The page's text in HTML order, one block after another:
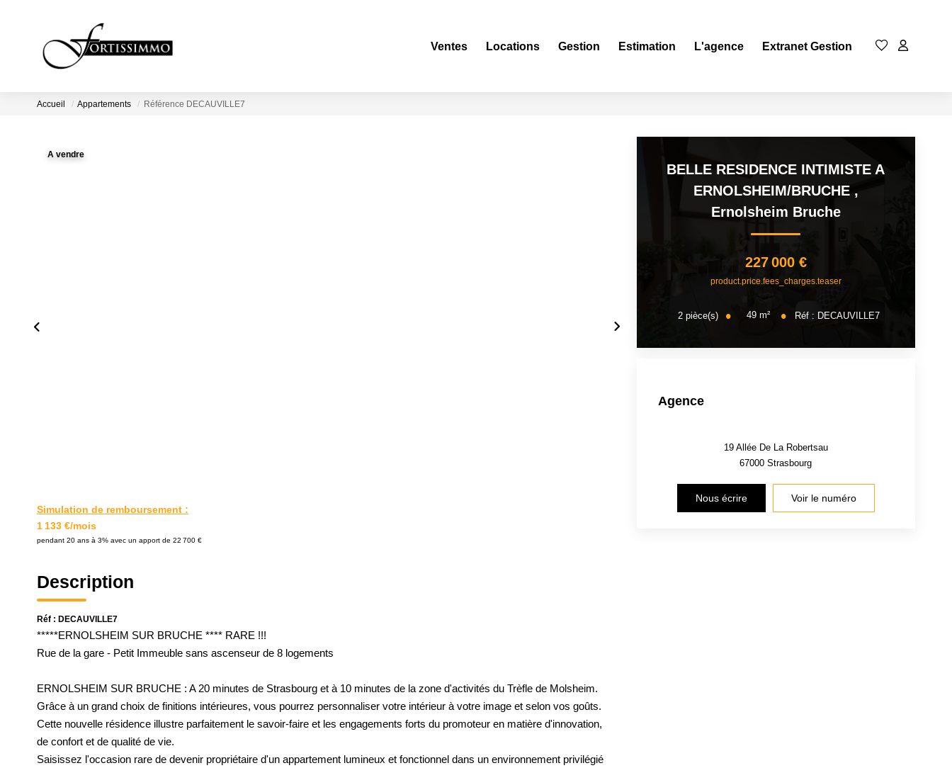
Ventes Locations Gestion Estimation L'agence Extranet Gestion
Accueil Appartements Référence DECAUVILLE7
A vendre
Simulation de remboursement :
1 133 €/mois
pendant 20 ans à 3% avec un apport de 22 700 €
Description
Réf : DECAUVILLE7
*****ERNOLSHEIM SUR BRUCHE **** RARE !!!
Rue de la gare - Petit Immeuble sans ascenseur de 8 logements
ERNOLSHEIM SUR BRUCHE : A 20 minutes de Strasbourg et à 10 minutes de la zone d'activités du Trèfle de Molsheim.
Grâce à un grand choix de finitions intérieures, vous pourrez personnaliser votre intérieur à votre image et selon vos goûts.
Cette nouvelle résidence illustre parfaitement le savoir-faire et les engagements forts du promoteur en matière d'innovation,
de confort et de qualité de vie.
Saisissez l'occasion rare de devenir propriétaire d'un appartement lumineux et fonctionnel dans un environnement privilégié
BELLE RESIDENCE INTIMISTE A
ERNOLSHEIM/BRUCHE ,
Ernolsheim Bruche
227 000 €
product.price.fees_charges.teaser
2 pièce(s) 49 m² Réf : DECAUVILLE7
Agence
19 Allée De La Robertsau
67000Strasbourg
Nous écrire Voir le numéro